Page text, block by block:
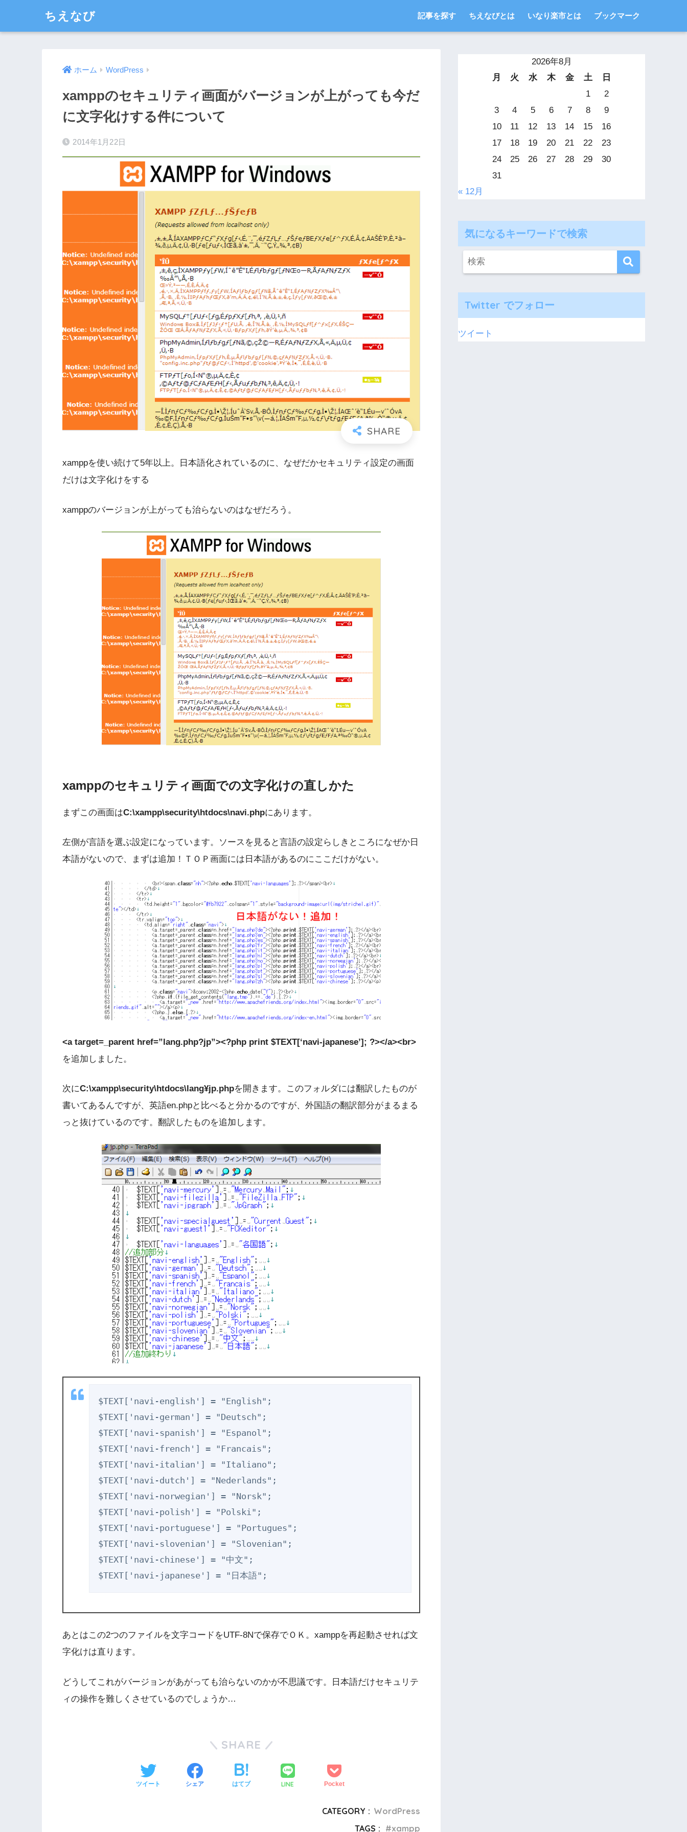
ちえなび 記事を探す ちえなびとは いなり楽市とは ブックマーク
ホーム WordPress
xamppのセキュリティ画面がバージョンが上がっても今だ
に文字化けする件について
2014年1月22日
xamppを使い続けて5年以上。日本語化されているのに、なぜだかセキュリティ設定の画面
だけは文字化けをする
xamppのバージョンが上がっても治らないのはなぜだろう。
xamppのセキュリティ画面での文字化けの直しかた
まずこの画面はC:\xampp\security\htdocs\navi.phpにあります。
左側が言語を選ぶ設定になっています。ソースを見ると言語の設定らしきところになぜか日
本語がないので、まずは追加！ＴＯＰ画面には日本語があるのにここだけがない。
<a target=_parent href=”lang.php?jp”><?php print $TEXT[‘navi-japanese’]; ?></a><br>
を追加しました。
次にC:\xampp\security\htdocs\lang¥jp.phpを開きます。このフォルダには翻訳したものが
書いてあるんですが、英語en.phpと比べると分かるのですが、外国語の翻訳部分がまるまる
っと抜けているのです。翻訳したものを追加します。
$TEXT['navi-english'] = "English";
$TEXT['navi-german'] = "Deutsch";
$TEXT['navi-spanish'] = "Espanol";
$TEXT['navi-french'] = "Francais";
$TEXT['navi-italian'] = "Italiano";
$TEXT['navi-dutch'] = "Nederlands";
$TEXT['navi-norwegian'] = "Norsk";
$TEXT['navi-polish'] = "Polski";
$TEXT['navi-portuguese'] = "Portugues";
$TEXT['navi-slovenian'] = "Slovenian";
$TEXT['navi-chinese'] = "中文";
$TEXT['navi-japanese'] = "日本語";
あとはこの2つのファイルを文字コードをUTF-8Nで保存でＯＫ。xamppを再起動させれば文
字化けは直ります。
どうしてこれがバージョンがあがっても治らないのかが不思議です。日本語だけセキュリテ
ィの操作を難しくさせているのでしょうか…
SHARE
ツイート シェア はてブ LINE Pocket
CATEGORY : WordPress
TAGS :
xampp
2026年8月
月
火 水 木 金 土
日
1
2
3
4 5 6 7 8
9
10
11 12 13 14 15
16
17
18 19 20 21 22
23
24
25 26 27 28 29
30
31
« 12月
気になるキーワードで検索
Twitter でフォロー
ツイート